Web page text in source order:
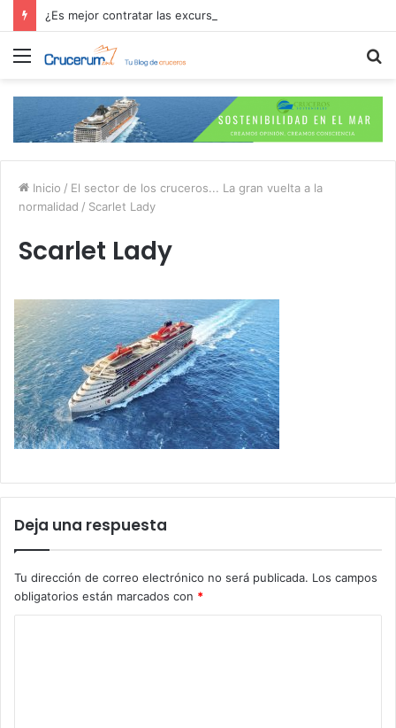
Menú
Inicio / El sector de los cruceros... La gran vuelta a la
normalidad / Scarlet Lady
Scarlet Lady
Deja una respuesta
Tu dirección de correo electrónico no será publicada. Los campos
obligatorios están marcados con *